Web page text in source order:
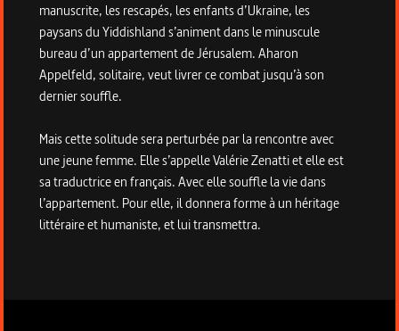
manuscrite, les rescapés, les enfants d’Ukraine, les
paysans du Yiddishland s’animent dans le minuscule
bureau d’un appartement de Jérusalem. Aharon
Appelfeld, solitaire, veut livrer ce combat jusqu’à son
dernier souffle.
Mais cette solitude sera perturbée par la rencontre avec
une jeune femme. Elle s’appelle Valérie Zenatti et elle est
sa traductrice en français. Avec elle souffle la vie dans
l’appartement. Pour elle, il donnera forme à un héritage
littéraire et humaniste, et lui transmettra.